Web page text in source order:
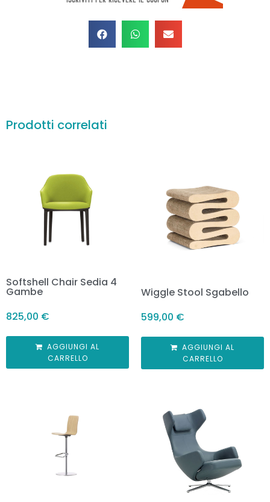
Prodotti correlati
Softshell Chair Sedia 4
Gambe
825,00 €
AGGIUNGI AL
CARRELLO
Wiggle Stool Sgabello
599,00 €
AGGIUNGI AL
CARRELLO